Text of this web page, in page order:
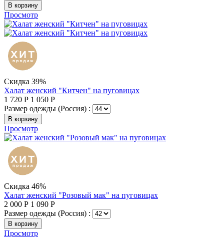
В корзину
Просмотр
Скидка 39%
Халат женский "Китчен" на пуговицах
1 720 Р 1 050 Р
Размер одежды (Россия) :
В корзину
Просмотр
Скидка 46%
Халат женский "Розовый мак" на пуговицах
2 000 Р 1 090 Р
Размер одежды (Россия) :
В корзину
Просмотр